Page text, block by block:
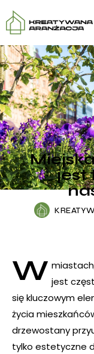
jest
W jest
się kluczowym
życia
drzewostany
tylko estetyczne